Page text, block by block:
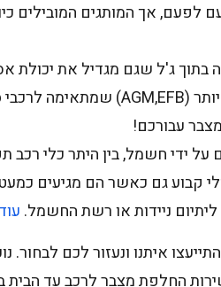
אך המותגים המובילים
בתוך ג'ל שגם מגדיל את
עבורכם!
ידי חשמל, בין היתר כלי רכב
קבוע גם כאשר הם מגיעים
ניידות או רשת החשמל.
איתנו ונעזור לכם לבחור.
החלפת מצבר לרכב עד הבית